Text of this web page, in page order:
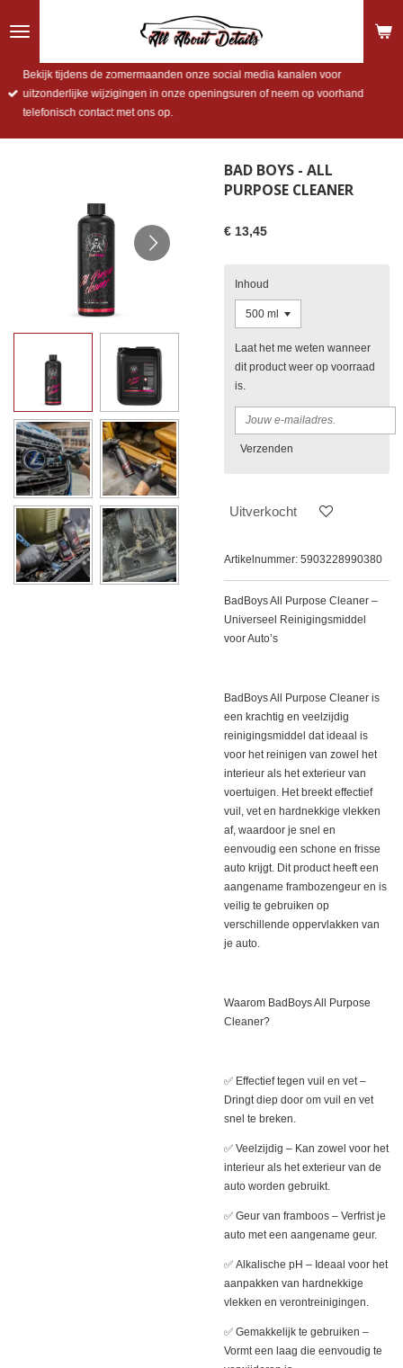
direct
hoofdinhoud
Bekijk tijdens de zomermaanden onze social media kanalen voor
uitzonderlijke wijzigingen in onze openingsuren of neem op voorhand
telefonisch contact met ons op.
BAD BOYS - ALL
PURPOSE CLEANER
€ 13,45
Inhoud
Laat het me weten wanneer
dit product weer op voorraad
is.
Verzenden
Uitverkocht
Artikelnummer: 5903228990380
BadBoys All Purpose Cleaner –
Universeel Reinigingsmiddel
voor Auto’s
BadBoys All Purpose Cleaner is
een krachtig en veelzijdig
reinigingsmiddel dat ideaal is
voor het reinigen van zowel het
interieur als het exterieur van
voertuigen. Het breekt effectief
vuil, vet en hardnekkige vlekken
af, waardoor je snel en
eenvoudig een schone en frisse
auto krijgt. Dit product heeft een
aangename frambozengeur en is
veilig te gebruiken op
verschillende oppervlakken van
je auto.
Waarom BadBoys All Purpose
Cleaner?
✅ Effectief tegen vuil en vet –
Dringt diep door om vuil en vet
snel te breken.
✅ Veelzijdig – Kan zowel voor het
interieur als het exterieur van de
auto worden gebruikt.
✅ Geur van framboos – Verfrist je
auto met een aangename geur.
✅ Alkalische pH – Ideaal voor het
aanpakken van hardnekkige
vlekken en verontreinigingen.
✅ Gemakkelijk te gebruiken –
Vormt een laag die eenvoudig te